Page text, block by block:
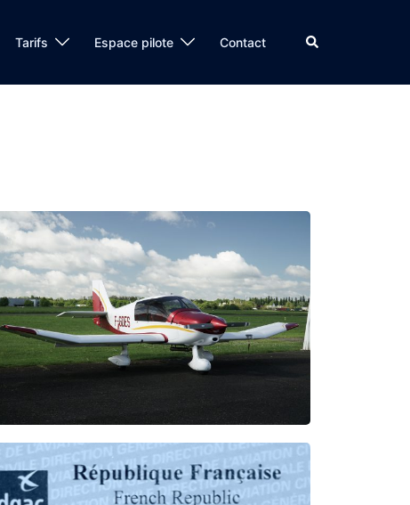
Tarifs Espace pilote Contact